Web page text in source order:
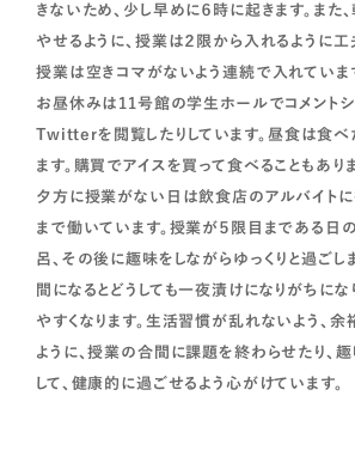
きないため、少し早めに６時に起きます。また
やせるように、授業は２限から入れるように工
授業は空きコマがないよう連続で入れていま
お昼休みは11号館の学生ホールでコメントシ
Twitterを閲覧したりしています。昼食は食べ
ます。購買でアイスを買って食べることもありま
夕方に授業がない日は飲食店のアルバイトに
まで働いています。授業が５限目まである日
呂、その後に趣味をしながらゆっくりと過ごしま
間になるとどうしても一夜漬けになりがちにな
やすくなります。生活習慣が乱れないよう、余
ように、授業の合間に課題を終わらせたり、
して、健康的に過ごせるよう心がけています。